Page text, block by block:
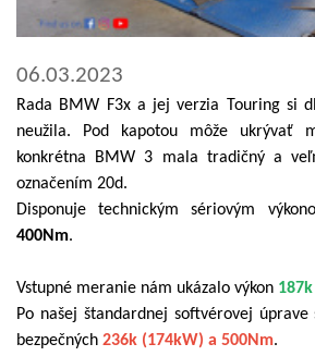
06.03.2023
Rada BMW F3x a jej verzia Touring si
neužila. Pod kapotou môže ukrývať
konkrétna BMW 3 mala tradičný a
označením 20d.
Disponuje technickým sériovým
400Nm.
Vstupné meranie nám ukázalo výkon
Po našej štandardnej softvérovej úprave
bezpečných 236k (174kW) a 500Nm.